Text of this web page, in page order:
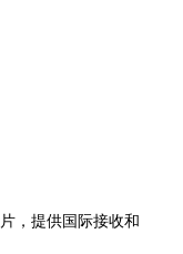
，提供国际接收和